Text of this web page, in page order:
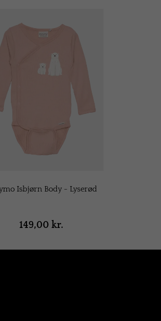
Isbjørn Body - Lyserød
149,00 kr.